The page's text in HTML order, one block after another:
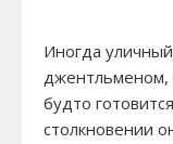
Иногда
джентльменом,
будто
столкновении